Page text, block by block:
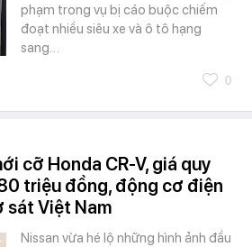
phạm trong vụ bị cáo buộc chiếm
đoạt nhiều siêu xe và ô tô hạng
sang…
0
cỡ Honda CR-V, giá quy
triệu đồng, động cơ điện
sát Việt Nam
Nissan vừa hé lộ những hình ảnh đầu